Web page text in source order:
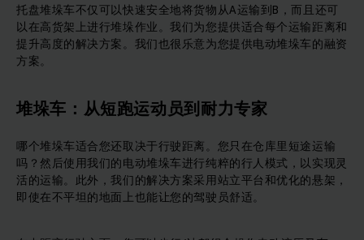
托盘堆垛车不仅可以快速安全地将货物从A运输到B，而且还可
以在高货架上进行堆垛作业。我们为您提供适合每个运输距离和
提升高度的解决方案。我们也很乐意为您提供电动堆垛车的融资
方案。
堆垛车：从短跑运动员到耐力专家
哪个堆垛车适合您还取决于行驶距离。您只在仓库里短途运输
吗？然后使用我们的电动堆垛车进行纯粹的行人模式，以实现灵
活的运输。此外，我们的解决方案采用站立平台和优化的悬架，
即使在不平坦的地面上也能让您的驾驶员舒适。